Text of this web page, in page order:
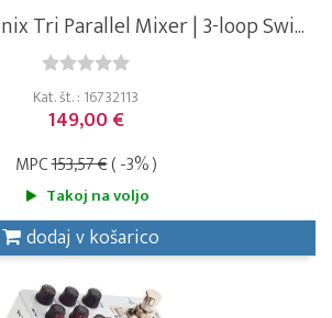
Tri Parallel Mixer | 3-loop Swi...
Kat. št. : 16732113
149,00 €
MPC153,57 €( -3% )
Takoj na voljo
dodaj v košarico